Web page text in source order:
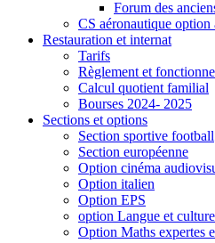
Forum des
CS aéronautique option
Restauration et internat
Tarifs
Règlement et
Calcul quotient familial
Bourses 2024- 2025
Sections et options
Section sportive football
Section européenne
Option cinéma
Option italien
Option EPS
option Langue et
Option Maths expertes